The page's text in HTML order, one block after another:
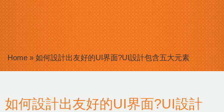
Home » 如何設計出友好的UI界面?UI設計包含五大元素
如何設計出友好的UI界面?UI設計